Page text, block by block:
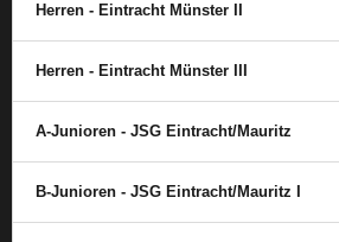
Herren - Eintracht Münster II
Herren - Eintracht Münster III
A-Junioren - JSG Eintracht/​Mauritz
B-Junioren - JSG Eintracht/​Mauritz I